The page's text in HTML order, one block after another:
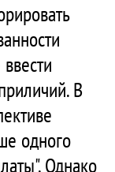
В
одного
Однако